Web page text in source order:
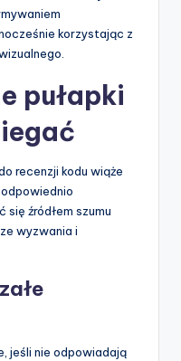
korzystając z
pułapki
recenzji kodu wiąże
źródłem szumu
wyzwania i
jeśli nie odpowiadają